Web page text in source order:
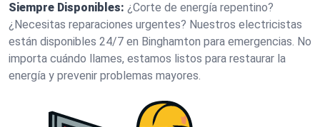
Siempre Disponibles: ¿Corte de energía repentino?
¿Necesitas reparaciones urgentes? Nuestros electricistas
están disponibles 24/7 en Binghamton para emergencias. No
importa cuándo llames, estamos listos para restaurar la
energía y prevenir problemas mayores.